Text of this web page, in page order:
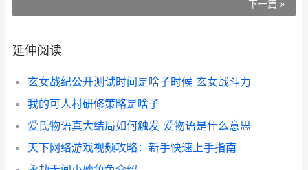
下一篇 »
延伸阅读
玄女战纪公开测试时间是啥子时候 玄女战斗力
我的可人村研修策略是啥子
爱氏物语真大结局如何触发 爱物语是什么意思
天下网络游戏视频攻略：新手快速上手指南